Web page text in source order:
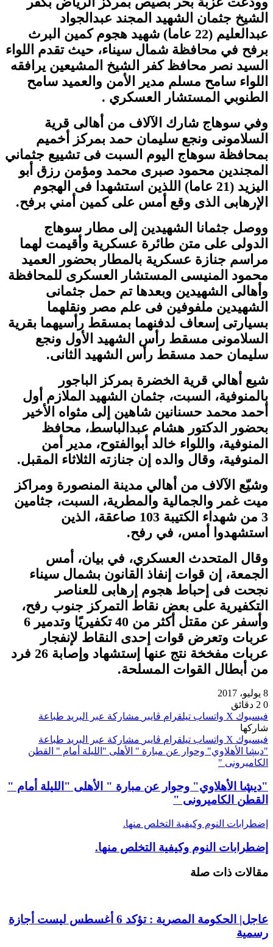
الشيخ جثمان الشهيد المجند عبدالجواد
عبدالعليم (22 عاما) شهيد هجوم كمين البرث
برفح في محافظة شمال سيناء، حيث تقدم اللواء
السيد نصر محافظ كفر الشيخ المشيعين يرافقه
اللواء سامح مسلم مدير الأمن والعميد سامح
الطنوبي المستشار العسكري .
وفي سوهاج شارك الآلاف من أهالى قرية
السلامونى ونجع سليمان حمد بمركز أخميم
بمحافظة سوهاج اليوم السبت فى تشييع جثماني
المجندين محمود صبرى محمد ومؤمن رزق أبو
اليزيد (21 عاما) اللذين استشهدا فى الهجوم
الإرهابى الذى وقع أمس على كمين أمني برفح.
ووصل جثمانا الشهيدين إلى مطار سوهاج
الدولى على متن طائرة عسكرية وأقيمت لهما
مراسم جنازة عسكرية بالمطار بحضور العميد
محمود المنيسى المستشار العسكرى للمحافظة
وأهالى الشهيدين وبعدها تم حمل جثمانى
الشهيدين ملفوفين فى علم مصر ونقلهما
بسيارتى إسعاف لدفنهما بمسقط رأسيهما بقرية
السلامونى مسقط رأس الشهيد الأول ونجع
سليمان حمد مسقط رأس الشهيد الثانى.
شيع أهالي قرية الخضرة بمركز الباجور
بالمنوفية، السبت، جثمان الشهيد الملازم أول
أحمد محمد حسنانين شاهين إلى مثواه الأخير
بحضور الدكتور هشام عبدالباسط، محافظ
المنوفية، واللواء خالد أبوالفتوح، مدير أمن
المنوفية، وقال والده إن جنازته الثلاثاء المقبل.
وشيّع الآلاف من أهالي مدينة المنصورة ومراكز
ميت غمر والجمالية والمطرية، السبت، جثامين
3 من شهداء الكتيبة 103 صاعقة، الذين
استشهدوا أمس، في رفح.
وقال المتحدث العسكري، في بيان، أمس
الجمعة، إن قوات إنفاذ القانون بشمال سيناء
نجحت فى إحباط هجوم إرهابى للعناصر
التكفيرية على بعض نقاط التمركز جنوب رفح،
وأسفر عن مقتل أكثر من 40 تكفيريًا وتدمير 6
عربات وتعرض قوات إحدى النقاط لإنفجار
عربات مفخخة نتج عنها إستشهاد وإصابة 26 فرد
من أبطال القوات المسلحة.
8 يوليو، 2017
0
فيسبوك ‫X واتساب تيلقرام ڤايبر مشاركة عبر البريد طباعة
شاركها
فيسبوك ‫X واتساب تيلقرام ڤايبر مشاركة عبر البريد طباعة
"ديڜا الأهلاوي" وحوار عن مبارة " الأهلى "الليلة أمام " القطن
الكاميرونى "
"ديڜا الأهلاوي" وحوار عن مبارة " الأهلى "الليلة أمام "
القطن الكاميرونى "
إضطرابات النوم وكيفية التخلص منها.
إضطرابات النوم وكيفية التخلص منها.
مقالات ذات صلة
عاجل| الحكومة المصرية : تؤكد 6 أغسطس ليست أجازة
رسمية